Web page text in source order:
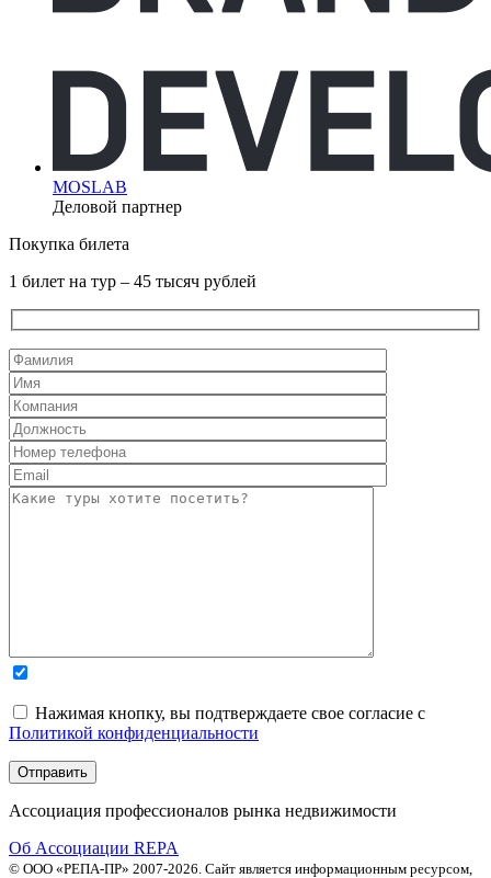
MOSLAB
Деловой партнер
Покупка билета
1 билет на тур – 45 тысяч рублей
Нажимая кнопку, вы подтверждаете свое согласие с
Политикой конфиденциальности
Ассоциация профессионалов рынка недвижимости
Об Ассоциации REPA
© ООО «РЕПА-ПР» 2007-2026. Сайт является информационным ресурсом,